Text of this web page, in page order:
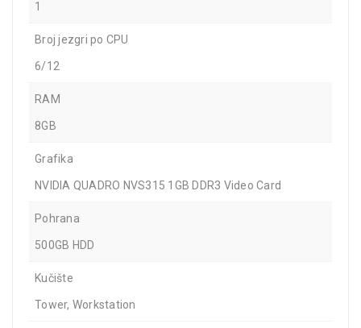
1
Broj jezgri po CPU
6/12
RAM
8GB
Grafika
NVIDIA QUADRO NVS315 1GB DDR3 Video Card
Pohrana
500GB HDD
Kučište
Tower, Workstation